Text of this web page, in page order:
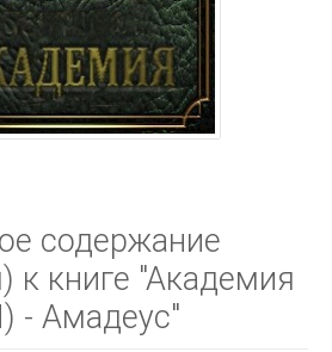
содержание
к книге "Академия
- Амадеус"